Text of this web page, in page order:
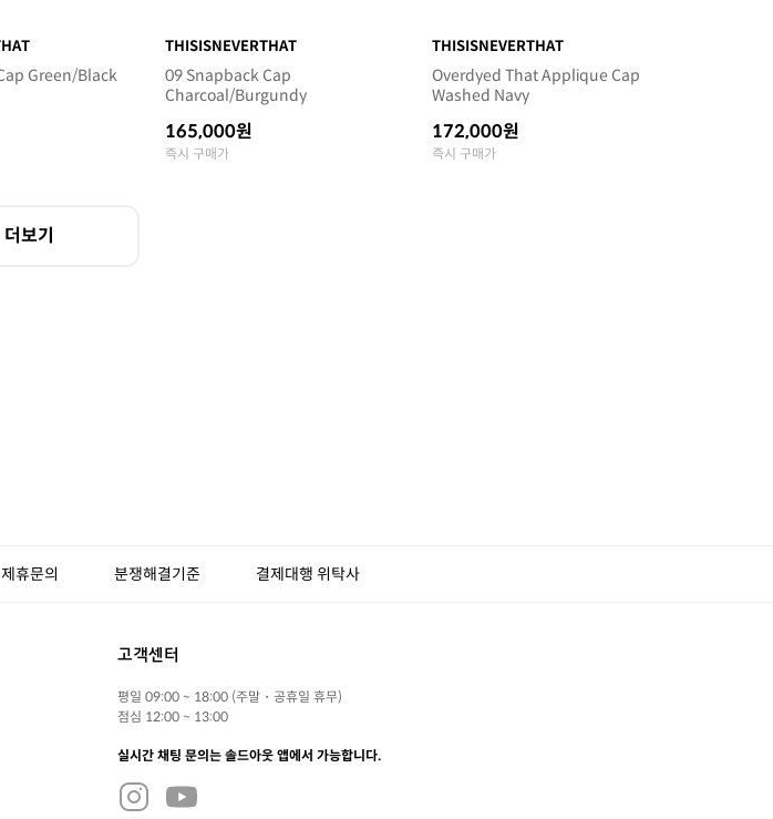
Green/Black
THISISNEVERTHAT
09 Snapback Cap
Charcoal/Burgundy
165,000원
즉시 구매가
THISISNEVERTHAT
Overdyed That Applique Cap
Washed Navy
172,000원
즉시 구매가
더보기
제휴문의 분쟁해결기준 결제대행 위탁사
고객센터
평일 09:00 ~ 18:00 (주말・공휴일 휴무)
점심 12:00 ~ 13:00
실시간 채팅 문의는 솔드아웃 앱에서 가능합니다.